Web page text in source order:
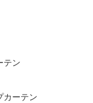
テン
カーテン